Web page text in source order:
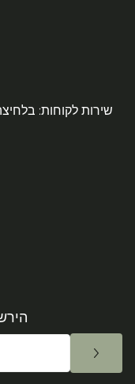
שירות לקוחות:
הירשמו